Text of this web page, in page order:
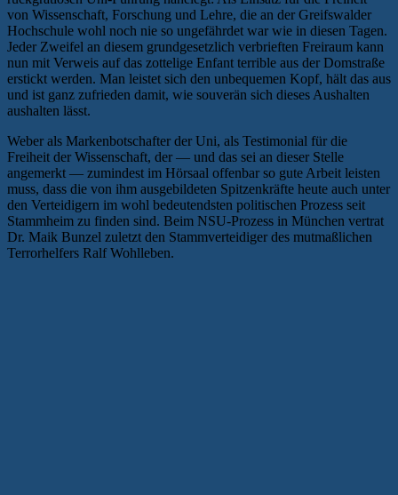
von Wissenschaft, Forschung und Lehre, die an der Greifswalder
Hochschule wohl noch nie so ungefährdet war wie in diesen Tagen.
Jeder Zweifel an diesem grundgesetzlich verbrieften Freiraum kann
nun mit Verweis auf das zottelige Enfant terrible aus der Domstraße
erstickt werden. Man leistet sich den unbequemen Kopf, hält das aus
und ist ganz zufrieden damit, wie souverän sich dieses Aushalten
aushalten lässt.
Weber als Markenbotschafter der Uni, als Testimonial für die
Freiheit der Wissenschaft, der — und das sei an dieser Stelle
angemerkt — zumindest im Hörsaal offenbar so gute Arbeit leisten
muss, dass die von ihm ausgebildeten Spitzenkräfte heute auch unter
den Verteidigern im wohl bedeutendsten politischen Prozess seit
Stammheim zu finden sind. Beim NSU-Prozess in München vertrat
Dr. Maik Bunzel zuletzt den Stammverteidiger des mutmaßlichen
Terrorhelfers Ralf Wohlleben.